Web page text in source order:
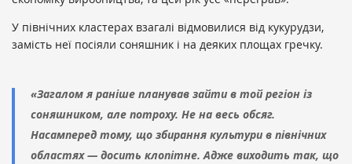
У північних кластерах взагалі відмовилися від кукурудзи,
замість неї посіяли соняшник і на деяких площах гречку.
«Загалом я раніше планував зайти в той регіон із
соняшником, але потроху. Не на весь обсяг.
Насамперед тому, що збирання культури в північних
областях — досить клопітне. Адже виходить так, що